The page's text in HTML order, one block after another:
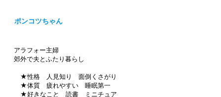
ポンコツちゃん
アラフォー主婦
郊外で夫とふたり暮らし
★性格 人見知り 面倒くさがり
★体質 疲れやすい 睡眠第一
★好きなこと 読書 ミニチュア